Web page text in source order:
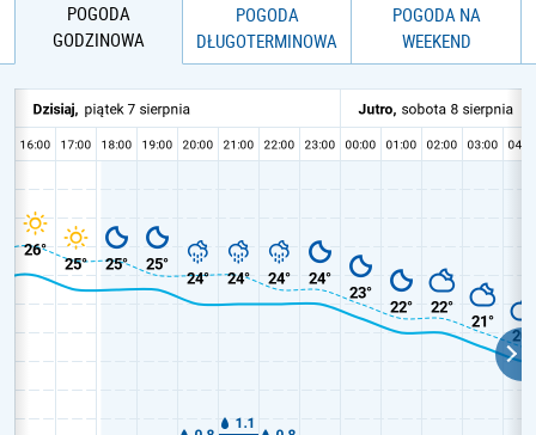
POGODA
GODZINOWA
POGODA
DŁUGOTERMINOWA
POGODA NA
WEEKEND